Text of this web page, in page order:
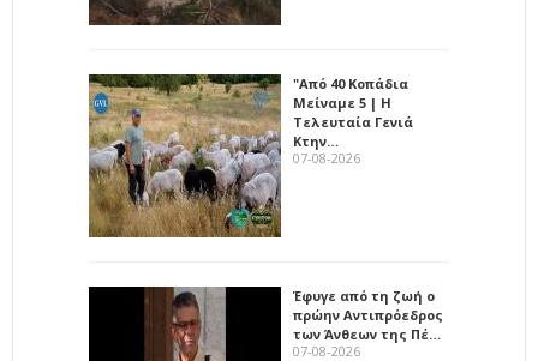
"Από 40 Κοπάδια
Μείναμε 5 | Η
Τελευταία Γενιά
Κτην…
07-08-2026
Έφυγε από τη ζωή ο
πρώην Αντιπρόεδρος
των Άνθεων της Πέ…
07-08-2026